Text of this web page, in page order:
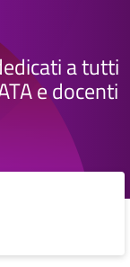
a tutti
e docenti